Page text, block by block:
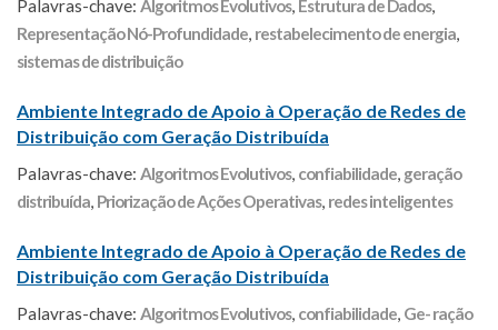
Palavras-chave: Algoritmos Evolutivos, Estrutura de Dados,
Representação Nó-Profundidade, restabelecimento de energia,
sistemas de distribuição
Ambiente Integrado de Apoio à Operação de Redes de
Distribuição com Geração Distribuída
Palavras-chave: Algoritmos Evolutivos, confiabilidade, geração
distribuída, Priorização de Ações Operativas, redes inteligentes
Ambiente Integrado de Apoio à Operação de Redes de
Distribuição com Geração Distribuída
Palavras-chave: Algoritmos Evolutivos, confiabilidade, Ge- ração